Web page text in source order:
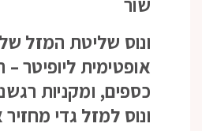
ונוס שליטת המזל
אופטימית ליופיטר –
כספים, ומקניות
ונוס למזל גדי